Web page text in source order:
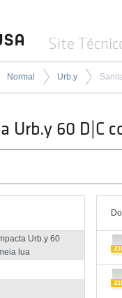
Site
Normal Urb.y
Urb.y 60 D|C
Urb.y 60
lua